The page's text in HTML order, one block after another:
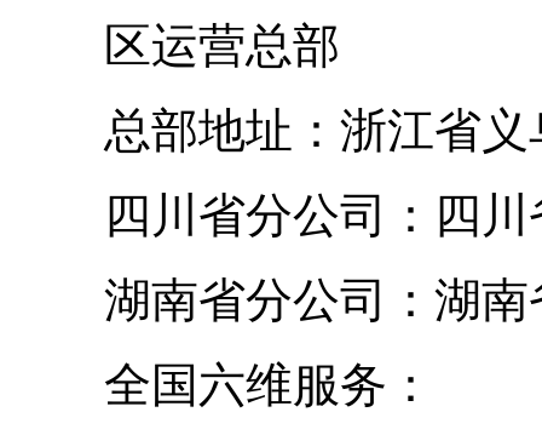
区运营总部
总部地址：浙江省义
四川省分公司：四川
湖南省分公司：湖南
全国六维服务：